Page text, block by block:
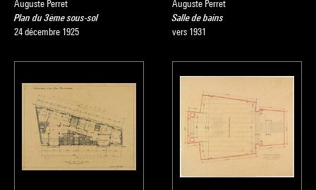
Auguste Perret
Plan du 3ème sous-sol
24 décembre 1925
Auguste Perret
Salle de bains
vers 1931